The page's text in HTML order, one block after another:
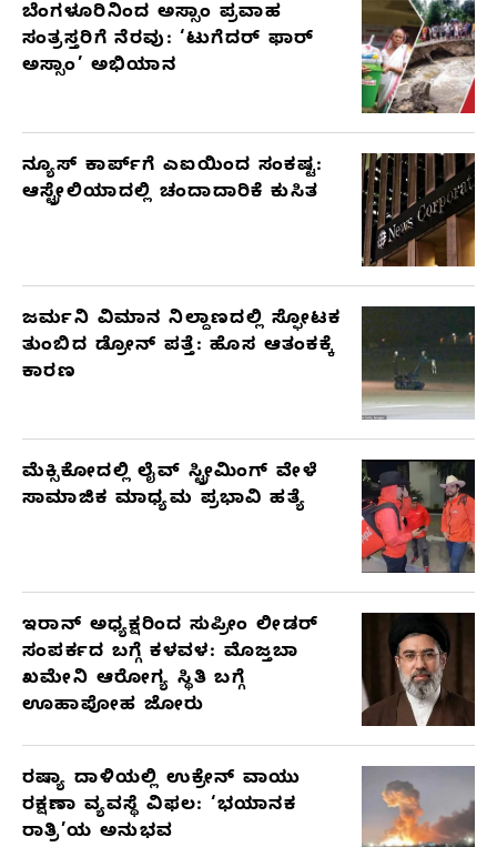
RELATED
ARTICLES
ಬೆಂಗಳೂರಿನಿಂದ ಅಸ್ಸಾಂ ಪ್ರವಾಹ
ಸಂತ್ರಸ್ತರಿಗೆ ನೆರವು: ‘ಟುಗೆದರ್ ಫಾರ್
ಅಸ್ಸಾಂ’ ಅಭಿಯಾನ
ನ್ಯೂಸ್ ಕಾರ್ಪ್‌ಗೆ ಎಐಯಿಂದ ಸಂಕಷ್ಟ:
ಆಸ್ಟ್ರೇಲಿಯಾದಲ್ಲಿ ಚಂದಾದಾರಿಕೆ ಕುಸಿತ
ಜರ್ಮನಿ ವಿಮಾನ ನಿಲ್ದಾಣದಲ್ಲಿ ಸ್ಫೋಟಕ
ತುಂಬಿದ ಡ್ರೋನ್ ಪತ್ತೆ: ಹೊಸ ಆತಂಕಕ್ಕೆ
ಕಾರಣ
ಮೆಕ್ಸಿಕೋದಲ್ಲಿ ಲೈವ್ ಸ್ಟ್ರೀಮಿಂಗ್ ವೇಳೆ
ಸಾಮಾಜಿಕ ಮಾಧ್ಯಮ ಪ್ರಭಾವಿ ಹತ್ಯೆ
ಇರಾನ್ ಅಧ್ಯಕ್ಷರಿಂದ ಸುಪ್ರೀಂ ಲೀಡರ್
ಸಂಪರ್ಕದ ಬಗ್ಗೆ ಕಳವಳ: ಮೊಜ್ತಬಾ
ಖಮೇನಿ ಆರೋಗ್ಯ ಸ್ಥಿತಿ ಬಗ್ಗೆ
ಊಹಾಪೋಹ ಜೋರು
ರಷ್ಯಾ ದಾಳಿಯಲ್ಲಿ ಉಕ್ರೇನ್ ವಾಯು
ರಕ್ಷಣಾ ವ್ಯವಸ್ಥೆ ವಿಫಲ: ‘ಭಯಾನಕ
ರಾತ್ರಿ’ಯ ಅನುಭವ